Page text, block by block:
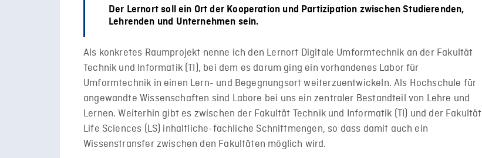
Der Lernort soll ein Ort der Kooperation und Partizipation zwischen Studierenden,
Lehrenden und Unternehmen sein.
Als konkretes Raumprojekt nenne ich den Lernort Digitale Umformtechnik an der Fakultät
Technik und Informatik (TI), bei dem es darum ging ein vorhandenes Labor für
Umformtechnik in einen Lern- und Begegnungsort weiterzuentwickeln. Als Hochschule für
angewandte Wissenschaften sind Labore bei uns ein zentraler Bestandteil von Lehre und
Lernen. Weiterhin gibt es zwischen der Fakultät Technik und Informatik (TI) und der Fakultät
Life Sciences (LS) inhaltliche-fachliche Schnittmengen, so dass damit auch ein
Wissenstransfer zwischen den Fakultäten möglich wird.